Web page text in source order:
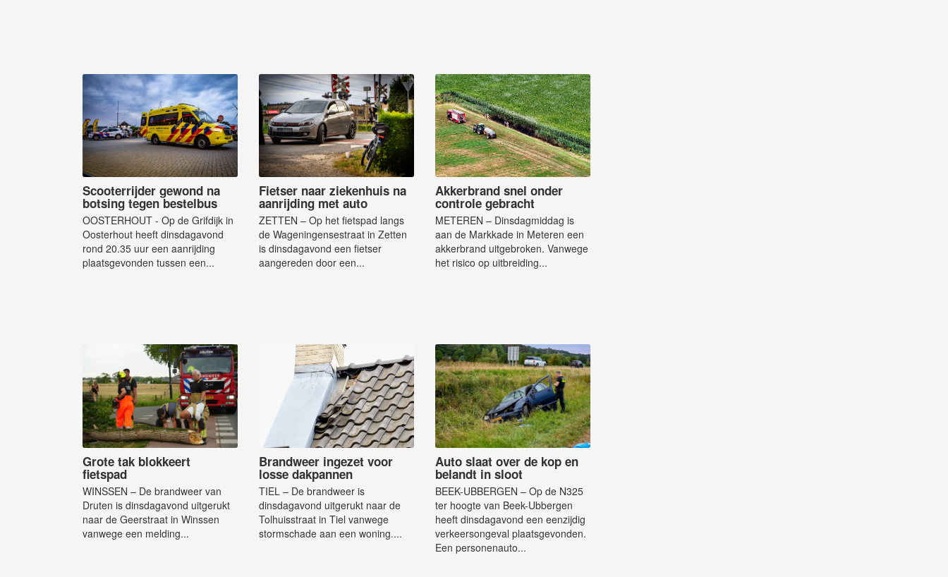
Scooterrijder gewond na
botsing tegen bestelbus
OOSTERHOUT - Op de Grifdijk in
Oosterhout heeft dinsdagavond
rond 20.35 uur een aanrijding
plaatsgevonden tussen een...
Fietser naar ziekenhuis na
aanrijding met auto
ZETTEN – Op het fietspad langs
de Wageningensestraat in Zetten
is dinsdagavond een fietser
aangereden door een...
Akkerbrand snel onder
controle gebracht
METEREN – Dinsdagmiddag is
aan de Markkade in Meteren een
akkerbrand uitgebroken. Vanwege
het risico op uitbreiding...
Grote tak blokkeert
fietspad
WINSSEN – De brandweer van
Druten is dinsdagavond uitgerukt
naar de Geerstraat in Winssen
vanwege een melding...
Brandweer ingezet voor
losse dakpannen
TIEL – De brandweer is
dinsdagavond uitgerukt naar de
Tolhuisstraat in Tiel vanwege
stormschade aan een woning....
Auto slaat over de kop en
belandt in sloot
BEEK-UBBERGEN – Op de N325
ter hoogte van Beek-Ubbergen
heeft dinsdagavond een eenzijdig
verkeersongeval plaatsgevonden.
Een personenauto...